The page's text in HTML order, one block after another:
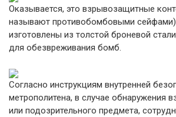
Оказывается, это взрывозащитные
называют противобомбовыми
изготовлены из толстой броневой
для обезвреживания бомб.
Согласно инструкциям внутренней
метрополитена, в случае обнаружения
или подозрительного предмета,